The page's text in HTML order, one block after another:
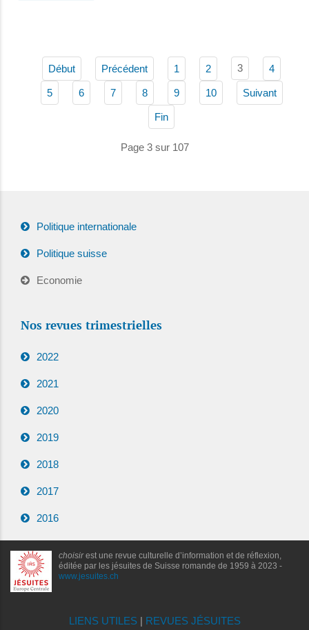
Début Précédent 1 2 3 4
5 6 7 8 9 10 Suivant
Fin
Page 3 sur 107
Politique internationale
Politique suisse
Economie
Nos revues trimestrielles
2022
2021
2020
2019
2018
2017
2016
choisirest une revue culturelle d’information et de réflexion,
éditée par les jésuites de Suisse romande de 1959 à 2023 -
www.jesuites.ch
LIENS UTILES| REVUES JÉSUITES